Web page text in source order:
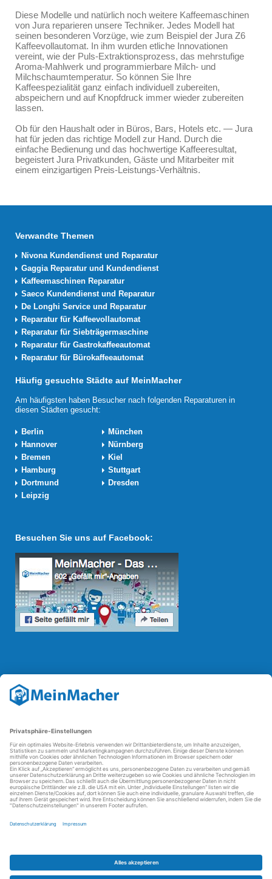
Diese Modelle und natürlich noch weitere Kaffeemaschinen
von Jura reparieren unsere Techniker. Jedes Modell hat
seinen besonderen Vorzüge, wie zum Beispiel der Jura Z6
Kaffeevollautomat. In ihm wurden etliche Innovationen
vereint, wie der Puls-Extraktionsprozess, das mehrstufige
Aroma-Mahlwerk und programmierbare Milch- und
Milchschaumtemperatur. So können Sie Ihre
Kaffeespezialität ganz einfach individuell zubereiten,
abspeichern und auf Knopfdruck immer wieder zubereiten
lassen.
Ob für den Haushalt oder in Büros, Bars, Hotels etc. — Jura
hat für jeden das richtige Modell zur Hand. Durch die
einfache Bedienung und das hochwertige Kaffeeresultat,
begeistert Jura Privatkunden, Gäste und Mitarbeiter mit
einem einzigartigen Preis-Leistungs-Verhältnis.
Verwandte Themen
Nivona Kundendienst und Reparatur
Gaggia Reparatur und Kundendienst
Kaffeemaschinen Reparatur
Saeco Kundendienst und Reparatur
De Longhi Service und Reparatur
Reparatur für Kaffeevollautomat
Reparatur für Siebträgermaschine
Reparatur für Gastrokaffeeautomat
Reparatur für Bürokaffeeautomat
Häufig gesuchte Städte auf MeinMacher
Am häufigsten haben Besucher nach folgenden Reparaturen in
diesen Städten gesucht:
Berlin
München
Hannover
Nürnberg
Bremen
Kiel
Hamburg
Stuttgart
Dortmund
Dresden
Leipzig
Besuchen Sie uns auf Facebook:
Reparatur Revolution
Mit derReparatur-Revolution
Reparaturbedingungen in Deutschland: Für Produkte, die sich gut
reparierenden Betriebe und des Reparatur-Know-hows in
Deutschland.
Weitere Informationen
FAQ - häufig gestellte Fragen
Partner werden
Über uns
Datenschutz
Barrierefreiheit
Partnerportal